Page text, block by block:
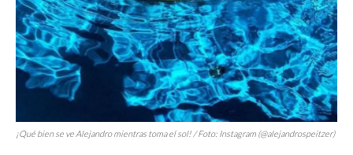
¡Qué bien se ve Alejandro mientras toma el sol! / Foto: Instagram (@alejandrospeitzer)